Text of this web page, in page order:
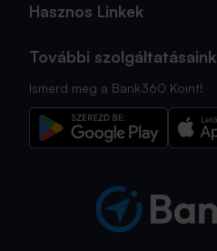
Hasznos Linkek
További szolgáltatásaink
Ismerd meg a Bank360 Koint!